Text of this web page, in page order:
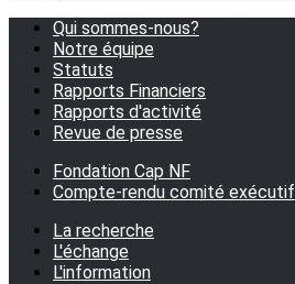
Qui sommes-nous?
Notre équipe
Statuts
Rapports Financiers
Rapports d'activité
Revue de presse
Fondation Cap NF
Compte-rendu comité exécutif
La recherche
L'échange
L'information